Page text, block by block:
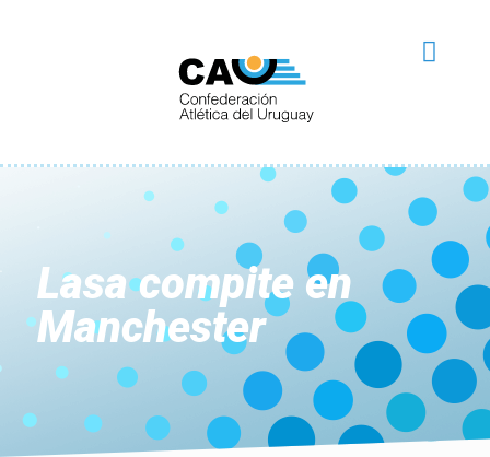
Lasa compite en
Manchester